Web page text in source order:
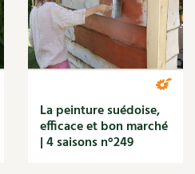
La peinture suédoise,
efficace et bon marché
| 4 saisons n°249